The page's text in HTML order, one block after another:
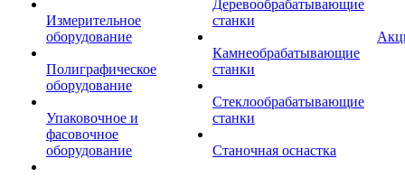
Измерительное
оборудование
Полиграфическое
оборудование
Упаковочное и
фасовочное
оборудование
Деревообрабатывающие
станки
Камнеобрабатывающие
станки
Стеклообрабатывающие
станки
Станочная оснастка